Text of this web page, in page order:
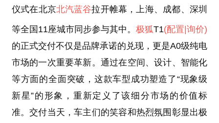
仪式在北京北汽蓝谷拉开帷幕，上海、成都、深圳
等全国11座城市同步参与其中。极狐T1(配置|询价)
的正式交付不仅是品牌承诺的兑现，更是A0级纯电
市场的一次重要革新。通过在空间、设计、智能化
等方面的全面突破，这款车型成功塑造了“现象级
新星”的形象，重新定义了该细分市场的价值标
准。交付当天，车主们的笑容和热烈氛围彰显出极